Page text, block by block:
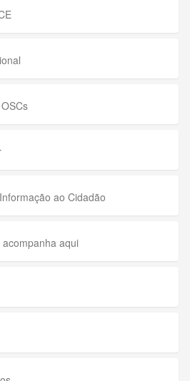
ao Cidadão
aqui